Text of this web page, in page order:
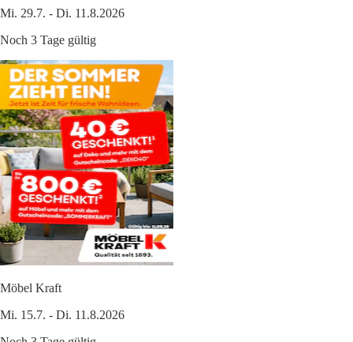
Mi. 29.7. - Di. 11.8.2026
Noch 3 Tage gültig
Möbel Kraft
Mi. 15.7. - Di. 11.8.2026